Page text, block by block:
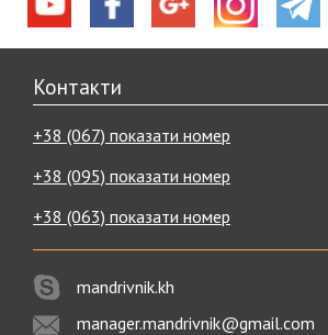
Контакти
+38 (067) показати номер
+38 (095) показати номер
+38 (063) показати номер
mandrivnik.kh
manager.mandrivnik@gmail.com